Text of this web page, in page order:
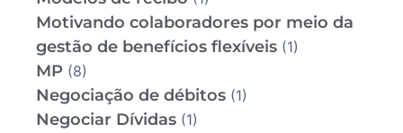
Motivando colaboradores por meio da
gestão de benefícios flexíveis (1)
MP (8)
Negociação de débitos (1)
Negociar Dívidas (1)